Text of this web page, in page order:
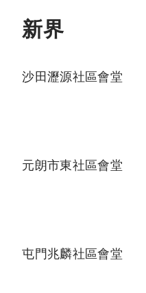
新界
沙田瀝源社區會堂
元朗市東社區會堂
屯門兆麟社區會堂